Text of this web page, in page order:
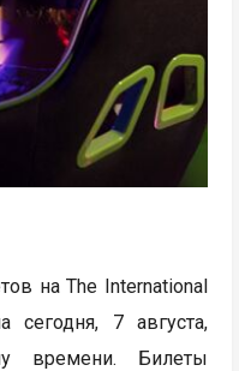
на The International
сегодня, 7 августа,
времени. Билеты